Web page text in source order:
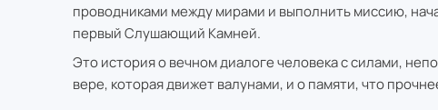
проводниками между мирами и выполнить миссию,
первый Слушающий Камней.
Это история о вечном диалоге человека с силами,
вере, которая движет валунами, и о памяти, что